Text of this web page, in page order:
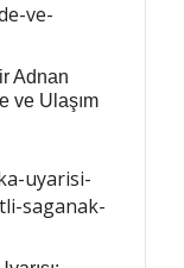
Adnan
ve Ulaşım